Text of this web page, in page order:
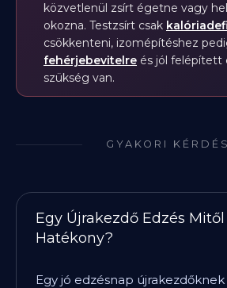
közvetlenül zsírt égetne vagy
okozna. Testzsírt csak
csökkenteni, izomépítéshez
fehérjebevitelre és jól felépített
szükség van.
GYAKORI
Egy Újrakezdő Edzés Mitől
Hatékony?
Egy jó edzésnap